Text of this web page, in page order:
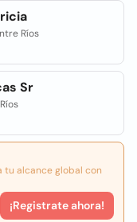
Ríos
Sr
tu alcance global con
¡Registrate ahora!